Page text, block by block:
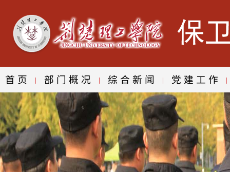
首页 | 部门概况 | 综合新闻 | 党建工作 |